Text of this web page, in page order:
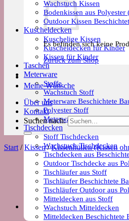
Wachstuch Kissen
Bodenkissen aus Polyester
Outdoor Kissen
Kuscheldecken
Kuschelige Kissen
Kuscheldecken für Kinder
Kissen für Kinder
Taschen
Meterware
Stoffe
Wachstuch Stoff
Meterware Beschichtete
Polyester Stoff
Meterware Trends &
Tischdecken
Stoff Tischdecken
Wachstuch Tischdecken
Tischdecken aus
Outdoor Tischdecke aus
Tischläufer aus Stoff
Tischläufer Beschichtete
Tischläufer Outdoor aus
Mitteldecken aus Stoff
Wachstuch Mitteldecken
Mitteldecken Beschichtete
Es befinden sich keine
Zurück zum Shop
Meine Wünsche
Über uns
Kontakt
Suchen nach:
Start / Kissen / Kissenhüllen (Kissen